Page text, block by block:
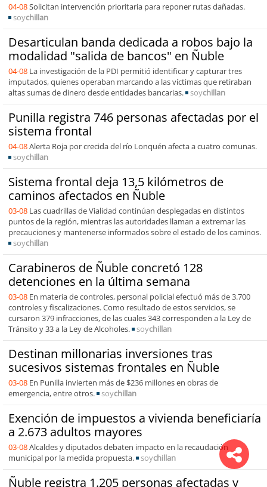
04-08Solicitan intervención prioritaria para reponer rutas dañadas.
soychillan
Desarticulan banda dedicada a robos bajo la
modalidad "salida de bancos" en Ñuble
04-08 La investigación de la PDI permitió identificar y capturar tres
imputados, quienes operaban marcando a las víctimas que retiraban
altas sumas de dinero desde entidades bancarias.
soychillan
Punilla registra 746 personas afectadas por el
sistema frontal
04-08Alerta Roja por crecida del río Lonquén afecta a cuatro comunas.
soychillan
Sistema frontal deja 13,5 kilómetros de
caminos afectados en Ñuble
03-08 Las cuadrillas de Vialidad continúan desplegadas en distintos
puntos de la región, mientras las autoridades llaman a extremar las
precauciones y mantenerse informados sobre el estado de los caminos.
soychillan
Carabineros de Ñuble concretó 128
detenciones en la última semana
03-08 En materia de controles, personal policial efectuó más de 3.700
controles y fiscalizaciones. Como resultado de estos servicios, se
cursaron 379 infracciones, de las cuales 343 corresponden a la Ley de
Tránsito y 33 a la Ley de Alcoholes.
soychillan
Destinan millonarias inversiones tras
sucesivos sistemas frontales en Ñuble
03-08 En Punilla invierten más de $236 millones en obras de
emergencia, entre otros.
soychillan
Exención de impuestos a vivienda beneficiaría
a 2.673 adultos mayores
03-08Alcaldes y diputados debaten impacto en la recaudación
municipal por la medida propuesta.
soychillan
Ñuble registra 1.205 personas afectadas y